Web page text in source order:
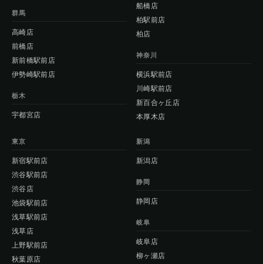
群馬
高崎店
前橋店
新前橋駅前店
伊勢崎駅前店
栃木
宇都宮店
船橋店
柏駅前店
柏店
神奈川
横浜駅前店
川崎駅前店
新百合ヶ丘店
本厚木店
東京
新宿駅前店
渋谷駅前店
渋谷店
池袋駅前店
浅草駅前店
浅草店
上野駅前店
秋葉原店
新潟
新潟店
静岡
静岡店
岐阜
岐阜店
柳ヶ瀬店